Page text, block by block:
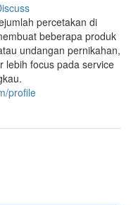
percetakan di
beberapa produk
undangan pernikahan,
lebih focus pada service
profile